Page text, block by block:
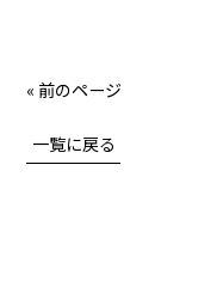
« 前のページ
一覧に戻る